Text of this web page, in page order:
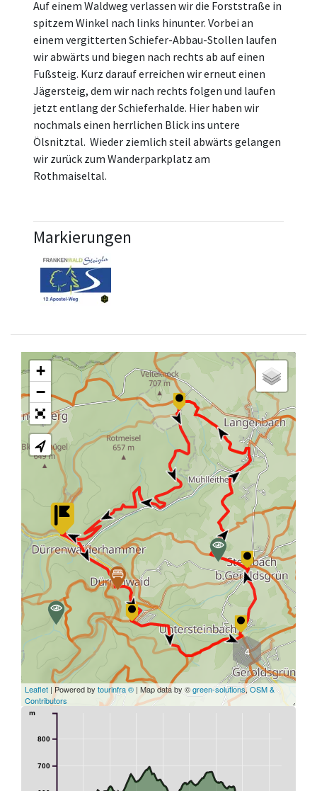
Auf einem Waldweg verlassen wir die Forststraße in
spitzem Winkel nach links hinunter. Vorbei an
einem vergitterten Schiefer-Abbau-Stollen laufen
wir abwärts und biegen nach rechts ab auf einen
Fußsteig. Kurz darauf erreichen wir erneut einen
Jägersteig, dem wir nach rechts folgen und laufen
jetzt entlang der Schieferhalde. Hier haben wir
nochmals einen herrlichen Blick ins untere
Ölsnitztal. Wieder ziemlich steil abwärts gelangen
wir zurück zum Wanderparkplatz am
Rothmaiseltal.
Markierungen
4
+
−
Leaflet | Powered by tourinfra ® | Map data by ©green-solutions,OSM &
Contributors
700
800
m